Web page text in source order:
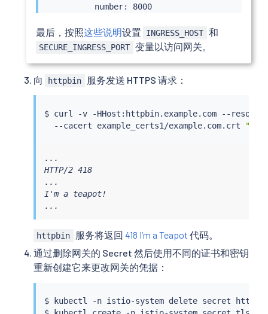
          number: 8000
最后，按照这些说明设置 INGRESS_HOST 和
SECURE_INGRESS_PORT 变量以访问网关。
向 httpbin 服务发送 HTTPS 请求：
$ curl
-v -HHost:httpbin.example.com --
  --cacert example_certs1/example.com.crt
...
HTTP/2 418
...
I'm a teapot!
...
httpbin 服务将返回 418 I’m a Teapot 代码。
通过删除网关的 Secret 然后使用不同的证书和密钥
重新创建它来更改网关的凭据：
$ kubectl -n istio-system delete secret